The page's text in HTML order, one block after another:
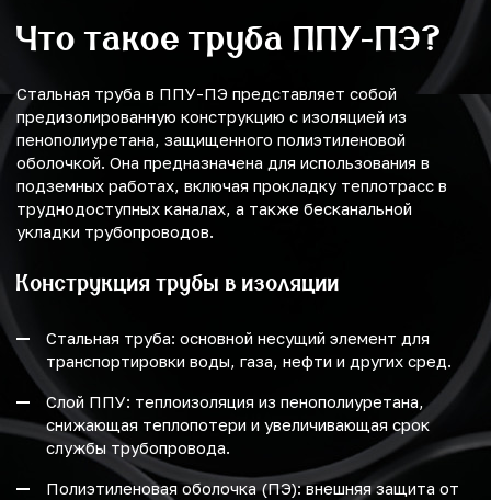
Что такое труба ППУ-ПЭ?
Стальная труба в ППУ-ПЭ представляет собой
предизолированную конструкцию с изоляцией из
пенополиуретана, защищенного полиэтиленовой
оболочкой. Она предназначена для использования в
подземных работах, включая прокладку теплотрасс в
труднодоступных каналах, а также бесканальной
укладки трубопроводов.
Конструкция трубы в изоляции
Стальная труба: основной несущий элемент для
транспортировки воды, газа, нефти и других сред.
Слой ППУ: теплоизоляция из пенополиуретана,
снижающая теплопотери и увеличивающая срок
службы трубопровода.
Полиэтиленовая оболочка (ПЭ): внешняя защита от